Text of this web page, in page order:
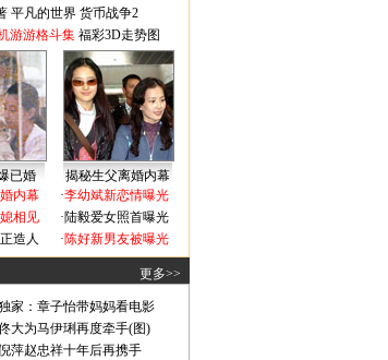
平凡的世界 货币战争2
游游格斗集 福彩3D走势图
已婚
揭秘生父离婚内幕
内幕
相见
造人
·李幼斌新恋情曝光
·陆毅爱女照首曝光
·陈好新男友被曝光
更多>>
家：章子怡带妈妈看电影
大为马伊琍再度牵手(图)
萍赵忠祥十年后再携手